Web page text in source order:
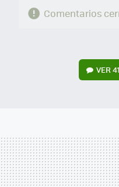
Comentarios
VER